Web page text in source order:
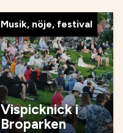
Musik, nöje, festival
Vispicknick i
Broparken